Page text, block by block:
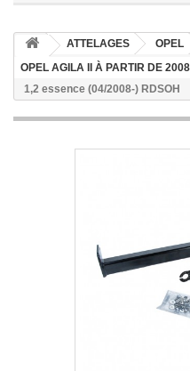
ATTELAGES OPEL
OPEL AGILA II À PARTIR DE 2008
1,2 essence (04/2008-) RDSOH